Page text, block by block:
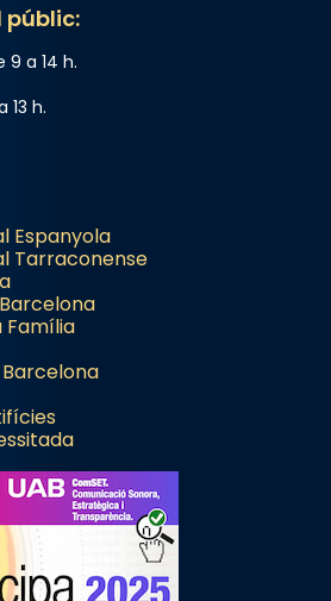
públic:
9 a 14 h.
13 h.
Espanyola
Tarraconense
Família